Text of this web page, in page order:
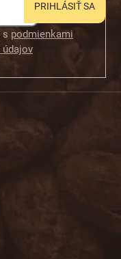
s podmienkami
údajov
PRIHLÁSIŤ SA